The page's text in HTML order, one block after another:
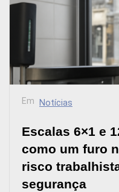
Em Notícias
Escalas 6×1 e
como um furo
risco
segurança